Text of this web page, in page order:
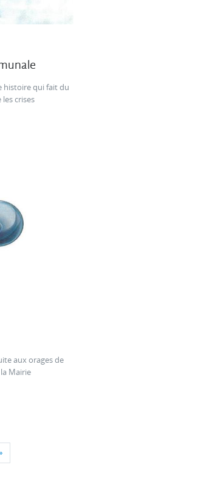
histoire qui fait du
crises
aux orages de
Mairie